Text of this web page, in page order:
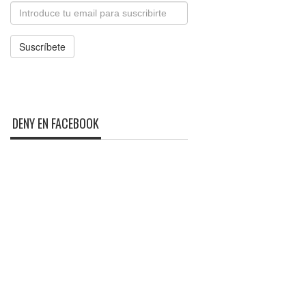
Email
Suscríbete
DENY EN FACEBOOK